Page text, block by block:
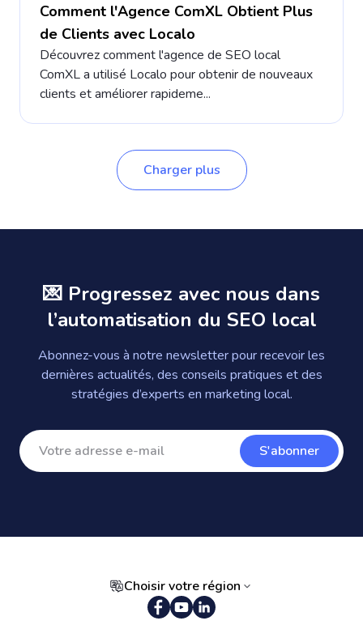
Comment l'Agence ComXL Obtient Plus
de Clients avec Localo
Découvrez comment l'agence de SEO local
ComXL a utilisé Localo pour obtenir de nouveaux
clients et améliorer rapideme...
Charger plus
💌 Progressez avec nous dans
l’automatisation du SEO local
Abonnez-vous à notre newsletter pour recevoir les
dernières actualités, des conseils pratiques et des
stratégies d’experts en marketing local.
S'abonner
Choisir votre région